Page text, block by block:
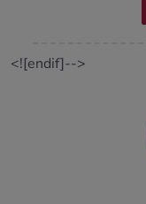
<![endif]-->